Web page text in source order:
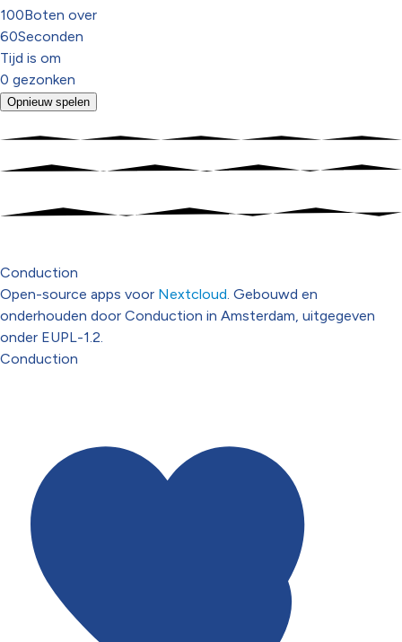
100Boten over
60Seconden
Tijd is om
0 gezonken
Opnieuw spelen
Conduction
Open-source apps voor Nextcloud. Gebouwd en
onderhouden door Conduction in Amsterdam, uitgegeven
onder EUPL-1.2.
Conduction